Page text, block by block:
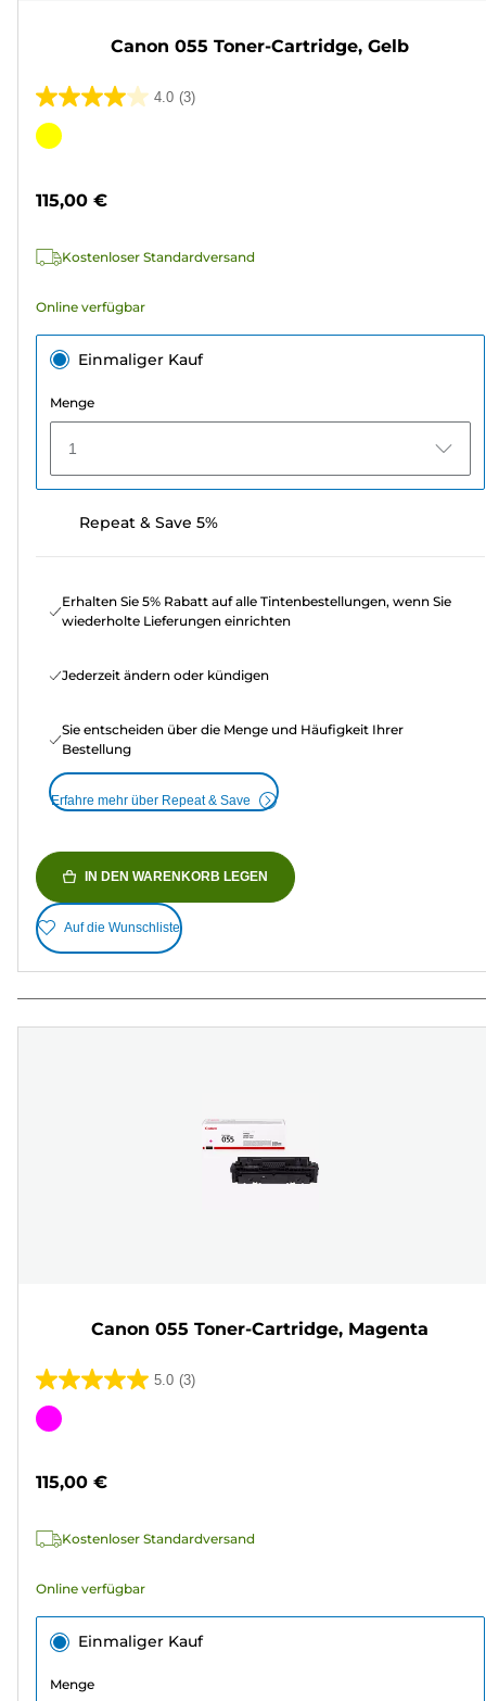
Canon 055 Toner-Cartridge, Gelb
4.0 (3)
4.0
von
3
Farbpatrone
115,00 €
Kostenloser Standardversand
Online verfügbar
Einmaliger Kauf
Menge
1
Repeat & Save 5%
Erhalten Sie 5% Rabatt auf alle Tintenbestellungen, wenn Sie
wiederholte Lieferungen einrichten
Jederzeit ändern oder kündigen
Sie entscheiden über die Menge und Häufigkeit Ihrer
Bestellung
Erfahre mehr über Repeat & Save
IN DEN WARENKORB LEGEN
Auf die Wunschliste
Canon 055 Toner-Cartridge, Magenta
5.0 (3)
5.0
von
Farbpatrone
115,00 €
Kostenloser Standardversand
Online verfügbar
Einmaliger Kauf
Menge